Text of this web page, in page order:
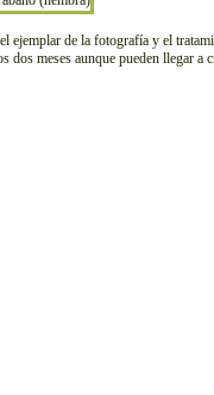
ejemplar de la fotografía y el
meses aunque pueden llegar a